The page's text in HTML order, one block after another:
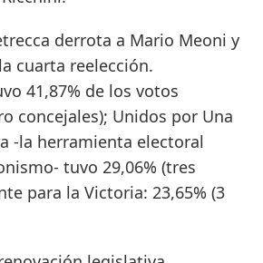
derrota a Mario Meoni y
cuarta reelección.
41,87% de los votos
concejales); Unidos por Una
-la herramienta electoral
tuvo 29,06% (tres
para la Victoria: 23,65% (3